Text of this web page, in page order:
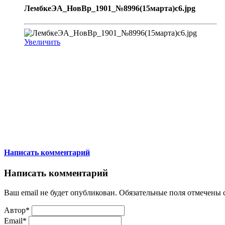
ЛембкеЭА_НовВр_1901_№8996(15марта)с6.jpg
Увеличить
Написать комментарий
Написать комментарий
Ваш email не будет опубликован. Обязательные поля отмечены
Автор*
Email*